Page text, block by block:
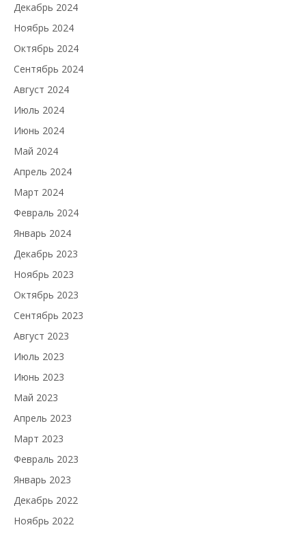
Декабрь 2024
Ноябрь 2024
Октябрь 2024
Сентябрь 2024
Август 2024
Июль 2024
Июнь 2024
Май 2024
Апрель 2024
Март 2024
Февраль 2024
Январь 2024
Декабрь 2023
Ноябрь 2023
Октябрь 2023
Сентябрь 2023
Август 2023
Июль 2023
Июнь 2023
Май 2023
Апрель 2023
Март 2023
Февраль 2023
Январь 2023
Декабрь 2022
Ноябрь 2022